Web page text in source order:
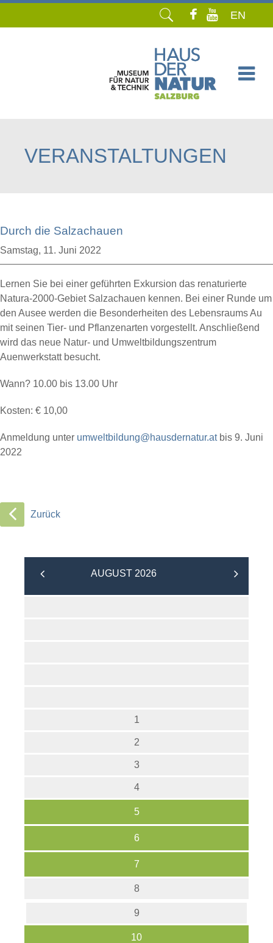
EN
VERANSTALTUNGEN
Durch die Salzachauen
Samstag, 11. Juni 2022
Lernen Sie bei einer geführten Exkursion das renaturierte
Natura-2000-Gebiet Salzachauen kennen. Bei einer Runde um
den Ausee werden die Besonderheiten des Lebensraums Au
mit seinen Tier- und Pflanzenarten vorgestellt. Anschließend
wird das neue Natur- und Umweltbildungszentrum
Auenwerkstatt besucht.
Wann? 10.00 bis 13.00 Uhr
Kosten: € 10,00
Anmeldung unter umweltbildung@hausdernatur.atbis 9. Juni
2022
Zurück
AUGUST 2026
1
2
3
4
5
6
7
8
9
10